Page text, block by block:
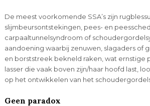
De meest voorkomende SSA’s zijn
slijmbeursontstekingen, pees- en
carpaaltunnelsyndroom of
aandoening waarbij zenuwen, slagaders of
en borststreek bekneld raken, wat ernstige
lasser die vaak boven zijn/haar hoofd last,
op het ontwikkelen van het
Geen paradox